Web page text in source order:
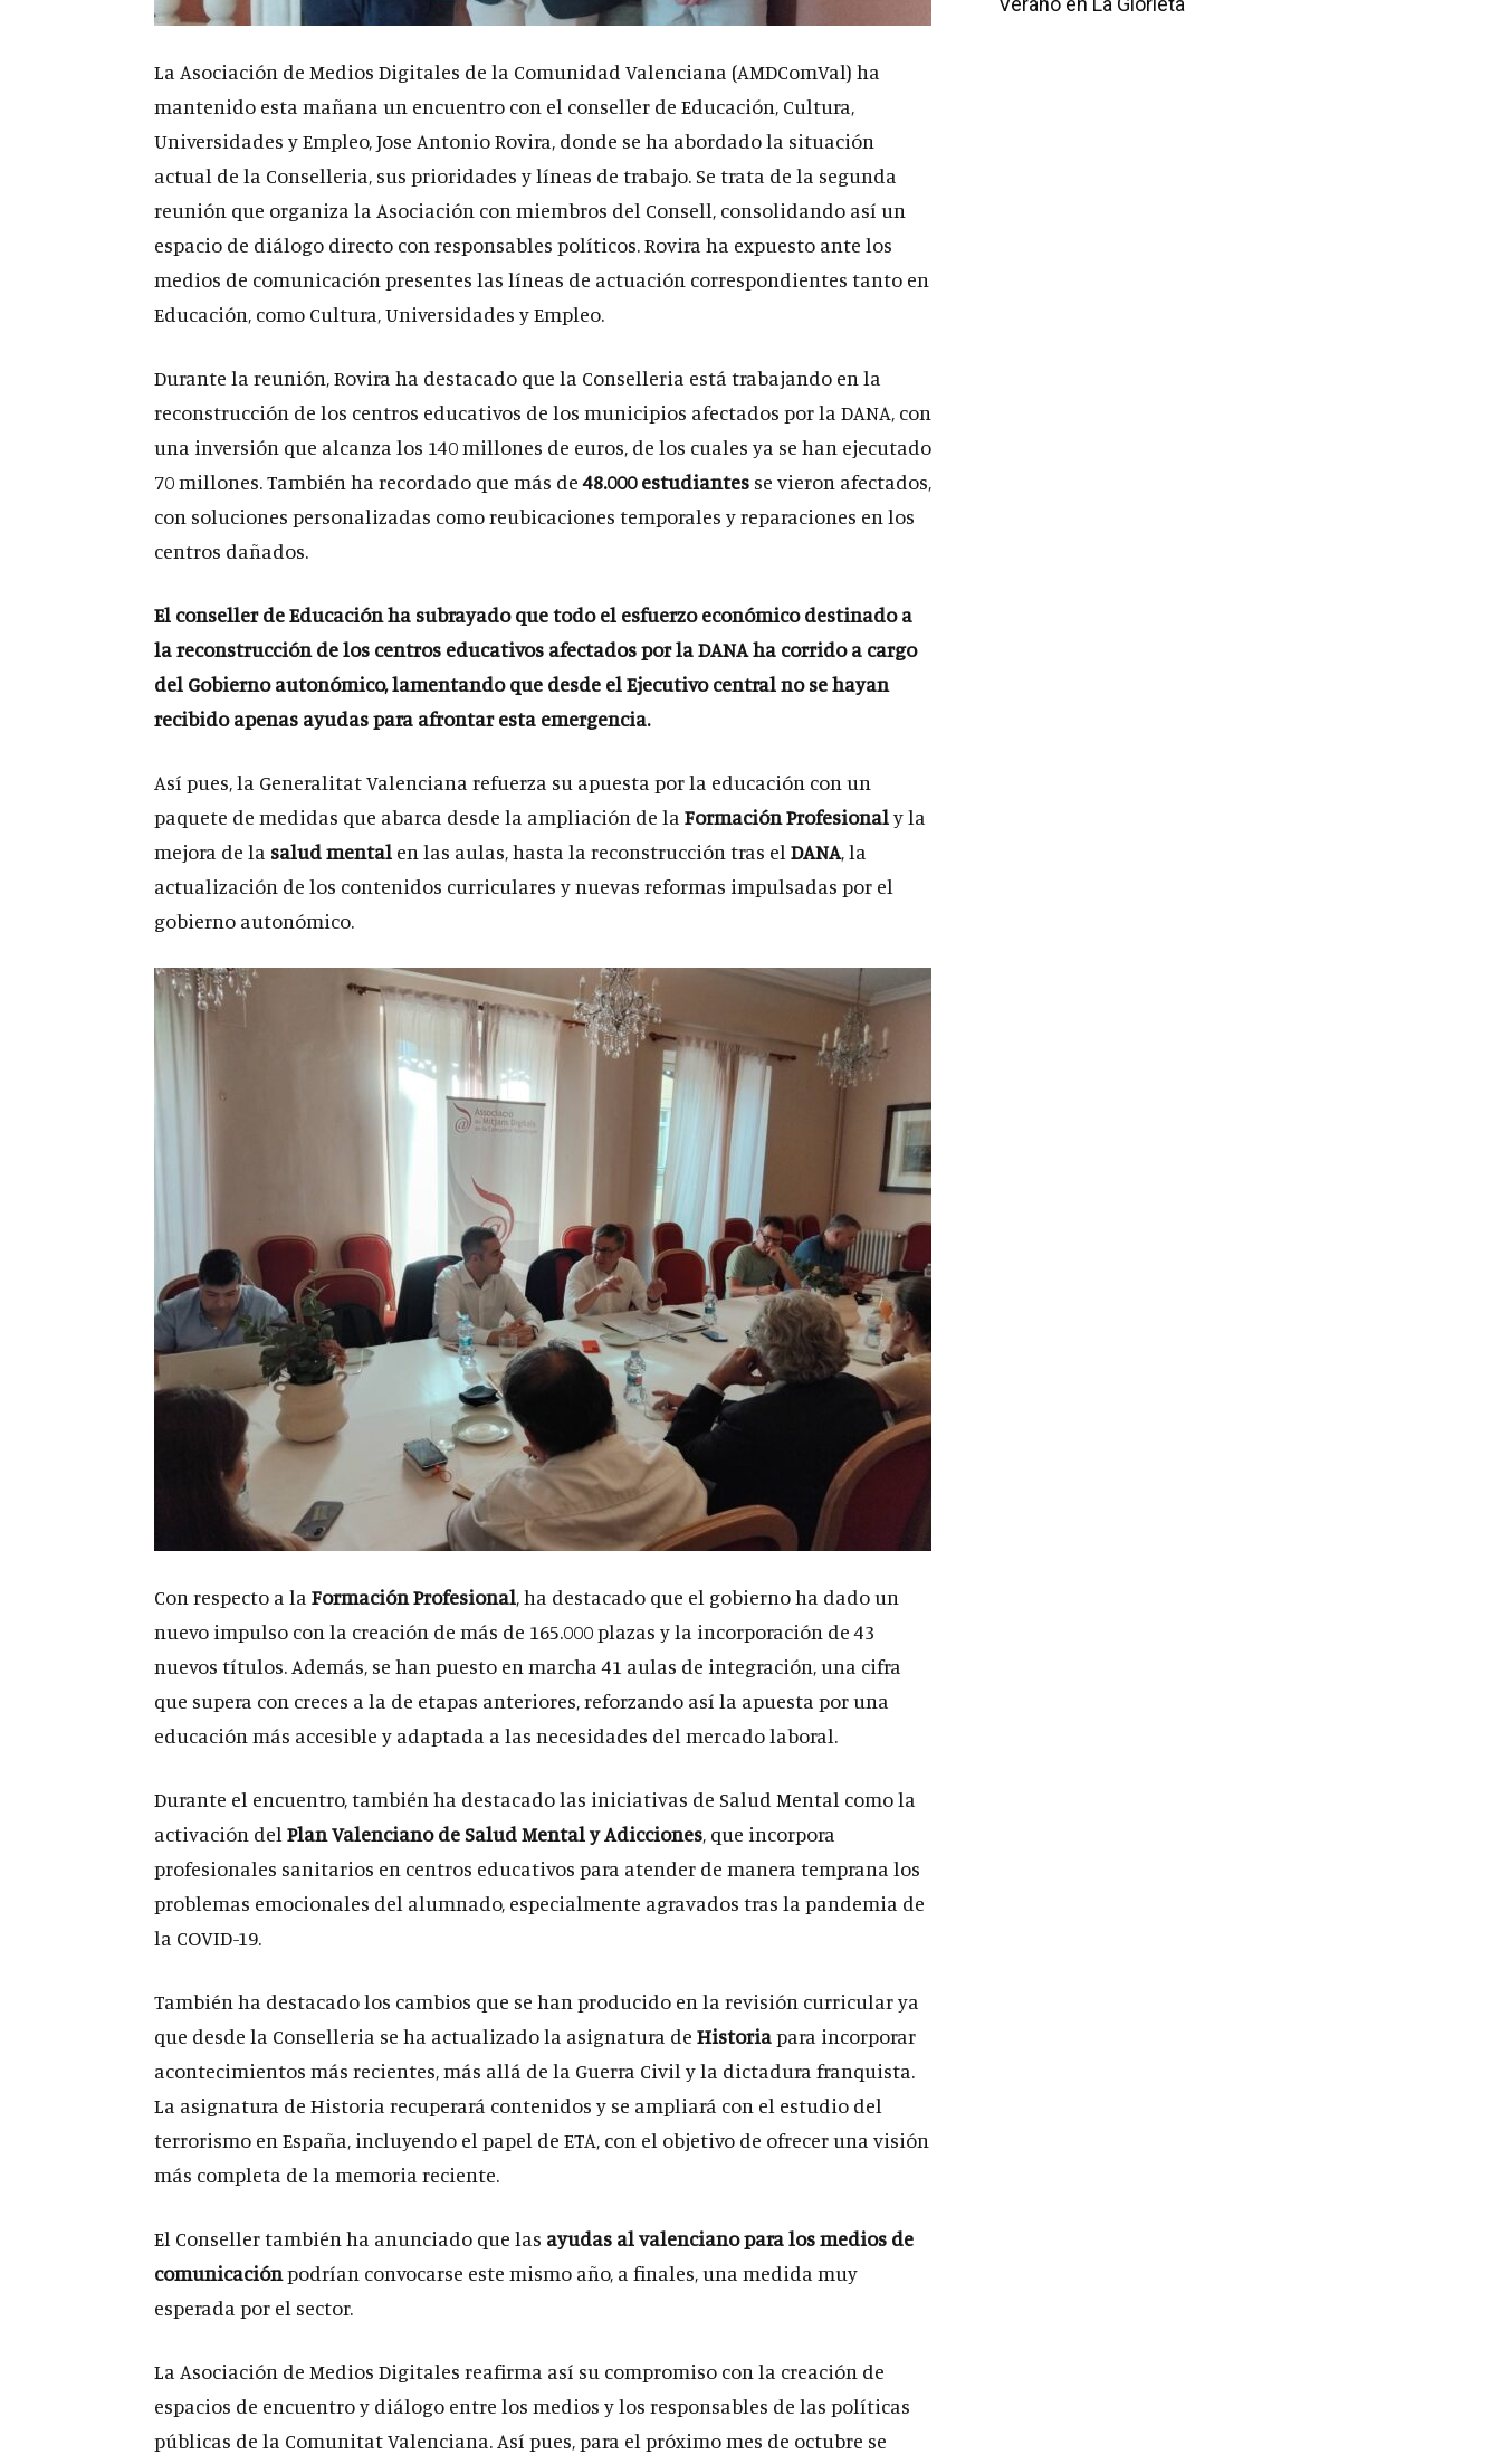
La Asociación de Medios Digitales de la Comunidad Valenciana (AMDComVal) ha
mantenido esta mañana un encuentro con el conseller de Educación, Cultura,
Universidades y Empleo, Jose Antonio Rovira, donde se ha abordado la situación
actual de la Conselleria, sus prioridades y líneas de trabajo. Se trata de la segunda
reunión que organiza la Asociación con miembros del Consell, consolidando así un
espacio de diálogo directo con responsables políticos. Rovira ha expuesto ante los
medios de comunicación presentes las líneas de actuación correspondientes tanto en
Educación, como Cultura, Universidades y Empleo.
Durante la reunión, Rovira ha destacado que la Conselleria está trabajando en la
reconstrucción de los centros educativos de los municipios afectados por la DANA, con
una inversión que alcanza los 140 millones de euros, de los cuales ya se han ejecutado
70 millones. También ha recordado que más de48.000 estudiantes se vieron afectados,
con soluciones personalizadas como reubicaciones temporales y reparaciones en los
centros dañados.
El conseller de Educación ha subrayado que todo el esfuerzo económico destinado a
la reconstrucción de los centros educativos afectados por la DANA ha corrido a cargo
del Gobierno autonómico, lamentando que desde el Ejecutivo central no se hayan
recibido apenas ayudas para afrontar esta emergencia.
Así pues, la Generalitat Valenciana refuerza su apuesta por la educación con un
paquete de medidas que abarca desde la ampliación de la Formación Profesionaly la
mejora de la salud mental en las aulas, hasta la reconstrucción tras el DANA, la
actualización de los contenidos curriculares y nuevas reformas impulsadas por el
gobierno autonómico.
Con respecto a la Formación Profesional, ha destacado que el gobierno ha dado un
nuevo impulso con la creación de más de 165.000 plazas y la incorporación de 43
nuevos títulos. Además, se han puesto en marcha 41 aulas de integración, una cifra
que supera con creces a la de etapas anteriores, reforzando así la apuesta por una
educación más accesible y adaptada a las necesidades del mercado laboral.
Durante el encuentro, también ha destacado las iniciativas de Salud Mental como la
activación del Plan Valenciano de Salud Mental y Adicciones, que incorpora
profesionales sanitarios en centros educativos para atender de manera temprana los
problemas emocionales del alumnado, especialmente agravados tras la pandemia de
la COVID-19.
También ha destacado los cambios que se han producido en la revisión curricular ya
que desde la Conselleria se ha actualizado la asignatura de Historiapara incorporar
acontecimientos más recientes, más allá de la Guerra Civil y la dictadura franquista.
La asignatura de Historia recuperará contenidos y se ampliará con el estudio del
terrorismo en España, incluyendo el papel de ETA, con el objetivo de ofrecer una visión
más completa de la memoria reciente.
El Conseller también ha anunciado que las ayudas al valenciano para los medios de
comunicaciónpodrían convocarse este mismo año, a finales, una medida muy
esperada por el sector.
La Asociación de Medios Digitales reafirma así su compromiso con la creación de
espacios de encuentro y diálogo entre los medios y los responsables de las políticas
públicas de la Comunitat Valenciana. Así pues, para el próximo mes de octubre se